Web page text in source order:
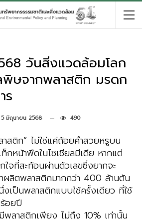
วันสิ่งแวดล้อมโลก
ษจากพลาสติก มรดก
ร
5 มิถุนายน 2568 490
สติก” ไม่ใช่แค่ถ้อยคำสวยหรูบน
กหน้าฟีดในโซเชียลมีเดีย หากแต่
จที่สะท้อนผ่านตัวเลขซึ่งยากจะ
ผลิตพลาสติกมากกว่า 400 ล้านตัน
เป็นพลาสติกแบบใช้ครั้งเดียว ที่ใช้
อยปี
พลาสติกเพียง ไม่ถึง 10% เท่านั้น